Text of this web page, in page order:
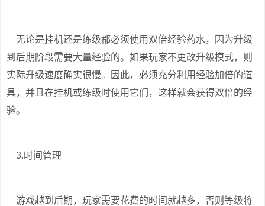
无论是挂机还是练级都必须使用双倍经验药水，因为升级
到后期阶段需要大量经验的。如果玩家不更改升级模式，则
实际升级速度确实很慢。因此，必须充分利用经验加倍的道
具，并且在挂机或练级时使用它们，这样就会获得双倍的经
验。
3.时间管理
游戏越到后期，玩家需要花费的时间就越多，否则等级将